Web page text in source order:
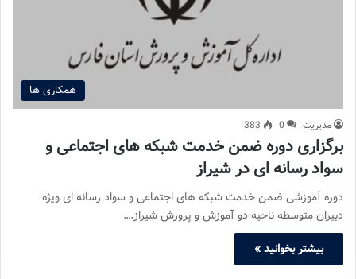
همکاری ها
مدیریت 0
383
برگزاری دوره ضمن خدمت شبکه های اجتماعی و
سواد رسانه ای در شیراز
دوره آموزشی ضمن خدمت شبکه های اجتماعی و سواد رسانه ای ویژه
دبیران متوسطه ناحیه دو آموزش و پرورش شیراز.…
بیشتر بخوانید »